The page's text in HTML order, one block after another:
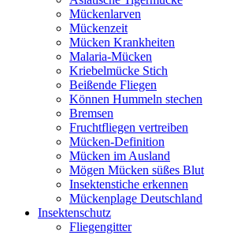
Mückenlarven
Mückenzeit
Mücken Krankheiten
Malaria-Mücken
Kriebelmücke Stich
Beißende Fliegen
Können Hummeln stechen
Bremsen
Fruchtfliegen vertreiben
Mücken-Definition
Mücken im Ausland
Mögen Mücken süßes Blut
Insektenstiche erkennen
Mückenplage Deutschland
Insektenschutz
Fliegengitter